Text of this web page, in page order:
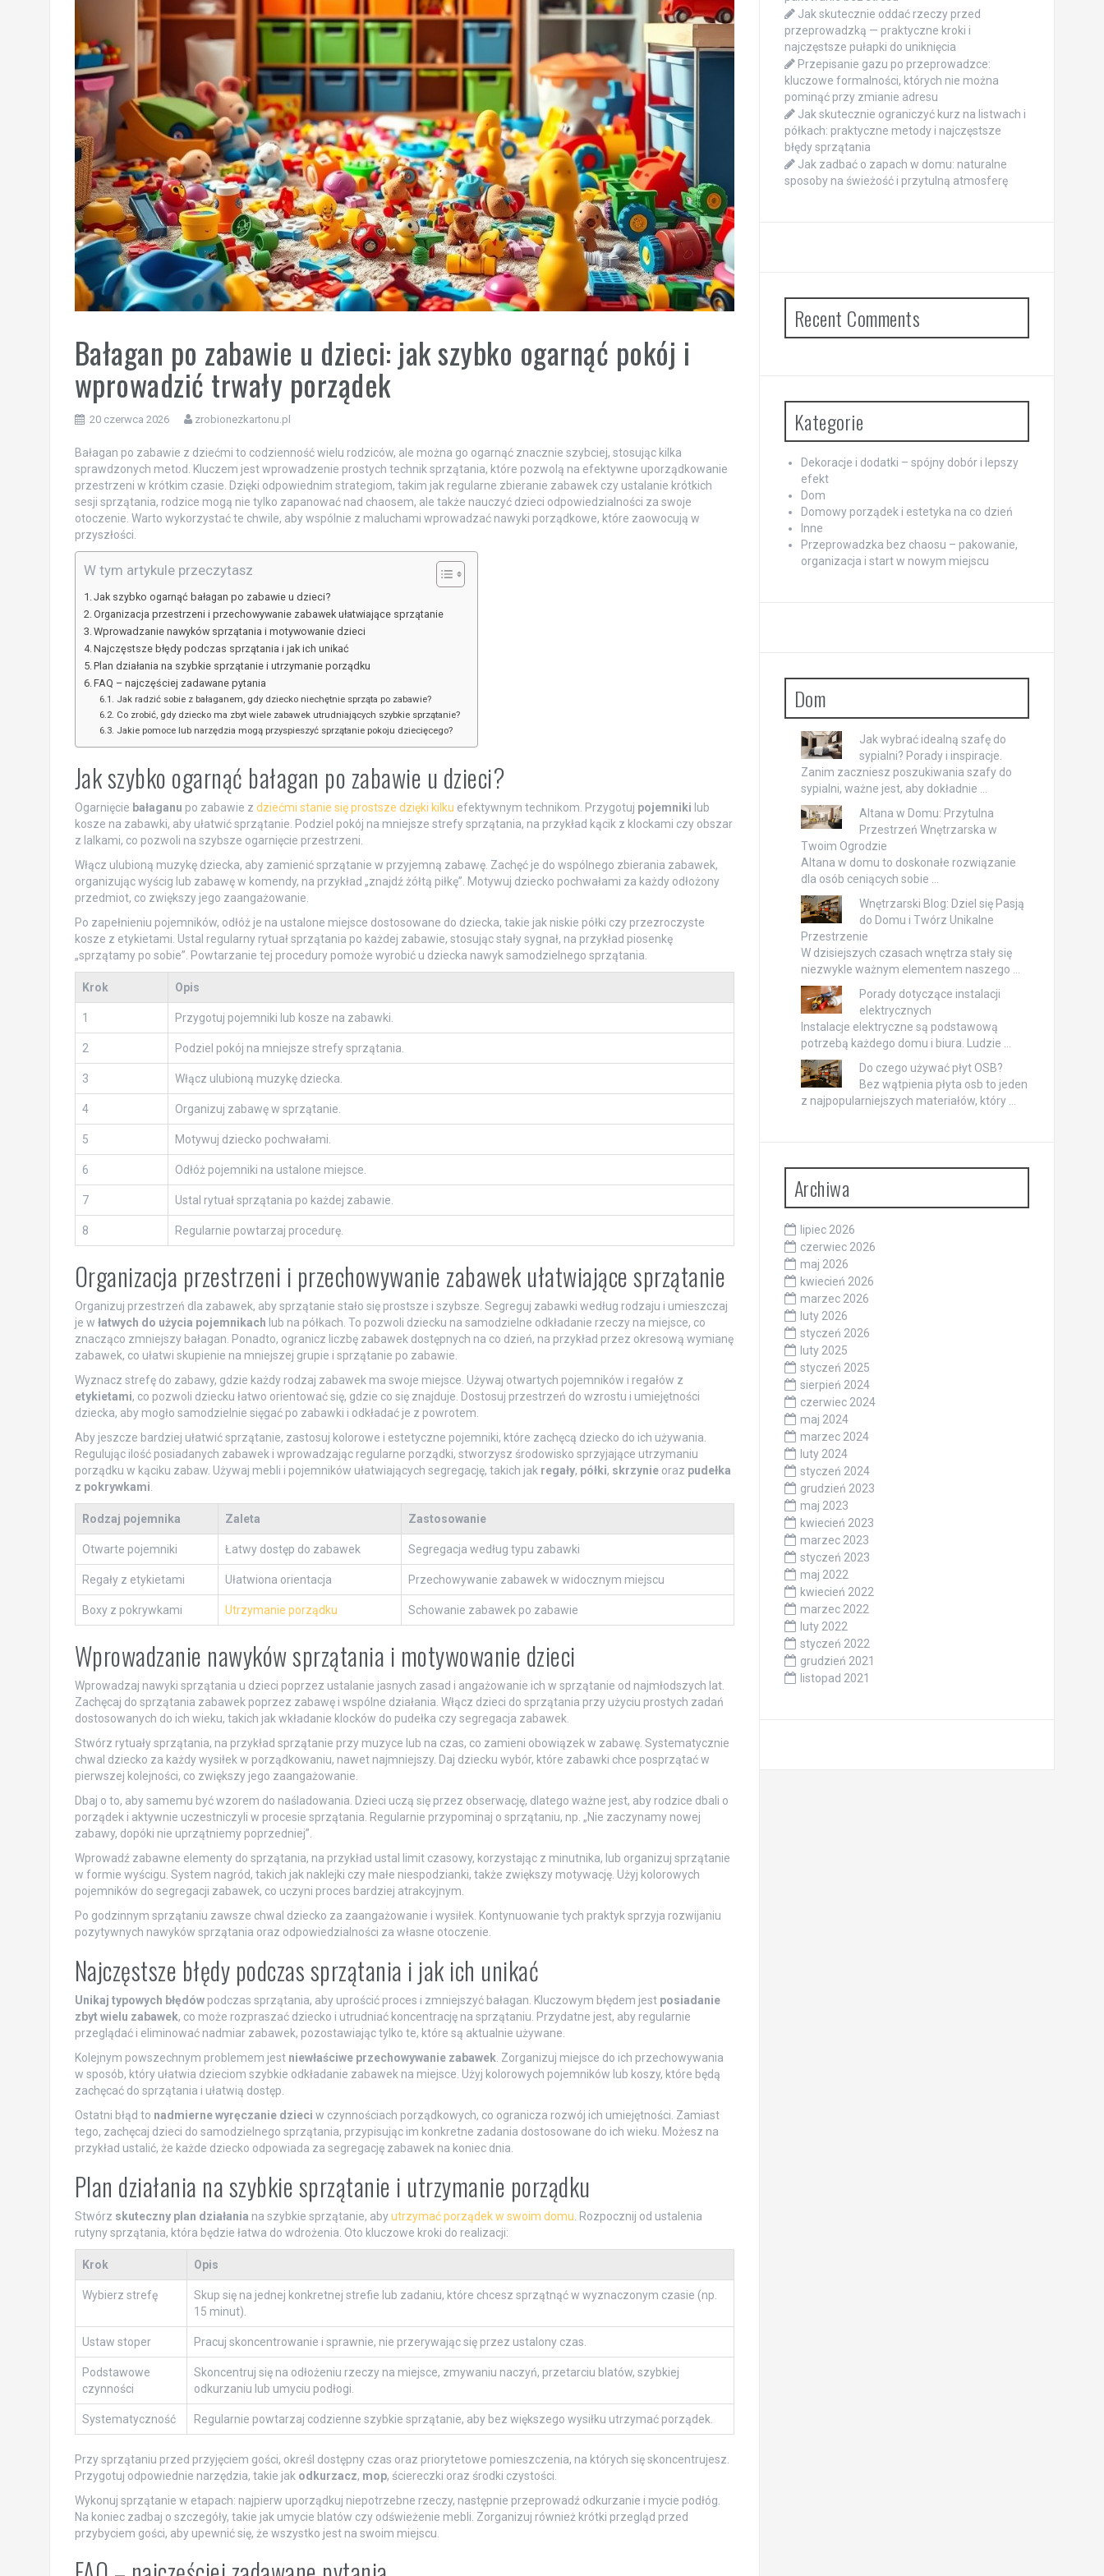
Bałagan po zabawie u dzieci: jak szybko ogarnąć pokój i
wprowadzić trwały porządek
20 czerwca 2026 zrobionezkartonu.pl
Bałagan po zabawie z dziećmi to codzienność wielu rodziców, ale można go ogarnąć znacznie szybciej, stosując kilka
sprawdzonych metod. Kluczem jest wprowadzenie prostych technik sprzątania, które pozwolą na efektywne uporządkowanie
przestrzeni w krótkim czasie. Dzięki odpowiednim strategiom, takim jak regularne zbieranie zabawek czy ustalanie krótkich
sesji sprzątania, rodzice mogą nie tylko zapanować nad chaosem, ale także nauczyć dzieci odpowiedzialności za swoje
otoczenie. Warto wykorzystać te chwile, aby wspólnie z maluchami wprowadzać nawyki porządkowe, które zaowocują w
przyszłości.
W tym artykule przeczytasz
Jak szybko ogarnąć bałagan po zabawie u dzieci?
Organizacja przestrzeni i przechowywanie zabawek ułatwiające sprzątanie
Wprowadzanie nawyków sprzątania i motywowanie dzieci
Najczęstsze błędy podczas sprzątania i jak ich unikać
Plan działania na szybkie sprzątanie i utrzymanie porządku
FAQ – najczęściej zadawane pytania
Jak radzić sobie z bałaganem, gdy dziecko niechętnie sprząta po zabawie?
Co zrobić, gdy dziecko ma zbyt wiele zabawek utrudniających szybkie sprzątanie?
Jakie pomoce lub narzędzia mogą przyspieszyć sprzątanie pokoju dziecięcego?
Jak szybko ogarnąć bałagan po zabawie u dzieci?
Ogarnięcie bałaganu po zabawie z dziećmi stanie się prostsze dzięki kilku efektywnym technikom. Przygotuj pojemniki lub
kosze na zabawki, aby ułatwić sprzątanie. Podziel pokój na mniejsze strefy sprzątania, na przykład kącik z klockami czy obszar
z lalkami, co pozwoli na szybsze ogarnięcie przestrzeni.
Włącz ulubioną muzykę dziecka, aby zamienić sprzątanie w przyjemną zabawę. Zachęć je do wspólnego zbierania zabawek,
organizując wyścig lub zabawę w komendy, na przykład „znajdź żółtą piłkę”. Motywuj dziecko pochwałami za każdy odłożony
przedmiot, co zwiększy jego zaangażowanie.
Po zapełnieniu pojemników, odłóż je na ustalone miejsce dostosowane do dziecka, takie jak niskie półki czy przezroczyste
kosze z etykietami. Ustal regularny rytuał sprzątania po każdej zabawie, stosując stały sygnał, na przykład piosenkę
„sprzątamy po sobie”. Powtarzanie tej procedury pomoże wyrobić u dziecka nawyk samodzielnego sprzątania.
Krok Opis
1 Przygotuj pojemniki lub kosze na zabawki.
2 Podziel pokój na mniejsze strefy sprzątania.
3 Włącz ulubioną muzykę dziecka.
4 Organizuj zabawę w sprzątanie.
5 Motywuj dziecko pochwałami.
6 Odłóż pojemniki na ustalone miejsce.
7 Ustal rytuał sprzątania po każdej zabawie.
8 Regularnie powtarzaj procedurę.
Organizacja przestrzeni i przechowywanie zabawek ułatwiające sprzątanie
Organizuj przestrzeń dla zabawek, aby sprzątanie stało się prostsze i szybsze. Segreguj zabawki według rodzaju i umieszczaj
je w łatwych do użycia pojemnikach lub na półkach. To pozwoli dziecku na samodzielne odkładanie rzeczy na miejsce, co
znacząco zmniejszy bałagan. Ponadto, ogranicz liczbę zabawek dostępnych na co dzień, na przykład przez okresową wymianę
zabawek, co ułatwi skupienie na mniejszej grupie i sprzątanie po zabawie.
Wyznacz strefę do zabawy, gdzie każdy rodzaj zabawek ma swoje miejsce. Używaj otwartych pojemników i regałów z
etykietami, co pozwoli dziecku łatwo orientować się, gdzie co się znajduje. Dostosuj przestrzeń do wzrostu i umiejętności
dziecka, aby mogło samodzielnie sięgać po zabawki i odkładać je z powrotem.
Aby jeszcze bardziej ułatwić sprzątanie, zastosuj kolorowe i estetyczne pojemniki, które zachęcą dziecko do ich używania.
Regulując ilość posiadanych zabawek i wprowadzając regularne porządki, stworzysz środowisko sprzyjające utrzymaniu
porządku w kąciku zabaw. Używaj mebli i pojemników ułatwiających segregację, takich jak regały, półki, skrzynieoraz pudełka
z pokrywkami
Rodzaj pojemnika Zaleta Zastosowanie
Otwarte pojemniki Łatwy dostęp do zabawek Segregacja według typu zabawki
Regały z etykietami Ułatwiona orientacja Przechowywanie zabawek w widocznym miejscu
Boxy z pokrywkami Utrzymanie porządku Schowanie zabawek po zabawie
Wprowadzanie nawyków sprzątania i motywowanie dzieci
Wprowadzaj nawyki sprzątania u dzieci poprzez ustalanie jasnych zasad i angażowanie ich w sprzątanie od najmłodszych lat.
Zachęcaj do sprzątania zabawek poprzez zabawę i wspólne działania. Włącz dzieci do sprzątania przy użyciu prostych zadań
dostosowanych do ich wieku, takich jak wkładanie klocków do pudełka czy segregacja zabawek.
Stwórz rytuały sprzątania, na przykład sprzątanie przy muzyce lub na czas, co zamieni obowiązek w zabawę. Systematycznie
chwal dziecko za każdy wysiłek w porządkowaniu, nawet najmniejszy. Daj dziecku wybór, które zabawki chce posprzątać w
pierwszej kolejności, co zwiększy jego zaangażowanie.
Dbaj o to, aby samemu być wzorem do naśladowania. Dzieci uczą się przez obserwację, dlatego ważne jest, aby rodzice dbali o
porządek i aktywnie uczestniczyli w procesie sprzątania. Regularnie przypominaj o sprzątaniu, np. „Nie zaczynamy nowej
zabawy, dopóki nie uprzątniemy poprzedniej”.
Wprowadź zabawne elementy do sprzątania, na przykład ustal limit czasowy, korzystając z minutnika, lub organizuj sprzątanie
w formie wyścigu. System nagród, takich jak naklejki czy małe niespodzianki, także zwiększy motywację. Użyj kolorowych
pojemników do segregacji zabawek, co uczyni proces bardziej atrakcyjnym.
Po godzinnym sprzątaniu zawsze chwal dziecko za zaangażowanie i wysiłek. Kontynuowanie tych praktyk sprzyja rozwijaniu
pozytywnych nawyków sprzątania oraz odpowiedzialności za własne otoczenie.
Najczęstsze błędy podczas sprzątania i jak ich unikać
Unikaj typowych błędówpodczas sprzątania, aby uprościć proces i zmniejszyć bałagan. Kluczowym błędem jest posiadanie
zbyt wielu zabawek, co może rozpraszać dziecko i utrudniać koncentrację na sprzątaniu. Przydatne jest, aby regularnie
przeglądać i eliminować nadmiar zabawek, pozostawiając tylko te, które są aktualnie używane.
Kolejnym powszechnym problemem jest niewłaściwe przechowywanie zabawek. Zorganizuj miejsce do ich przechowywania
w sposób, który ułatwia dzieciom szybkie odkładanie zabawek na miejsce. Użyj kolorowych pojemników lub koszy, które będą
zachęcać do sprzątania i ułatwią dostęp.
Ostatni błąd to nadmierne wyręczanie dzieci w czynnościach porządkowych, co ogranicza rozwój ich umiejętności. Zamiast
tego, zachęcaj dzieci do samodzielnego sprzątania, przypisując im konkretne zadania dostosowane do ich wieku. Możesz na
przykład ustalić, że każde dziecko odpowiada za segregację zabawek na koniec dnia.
Plan działania na szybkie sprzątanie i utrzymanie porządku
Stwórz skuteczny plan działania na szybkie sprzątanie, abyutrzymać porządek w swoim domu . Rozpocznij od ustalenia
rutyny sprzątania, która będzie łatwa do wdrożenia. Oto kluczowe kroki do realizacji:
Krok Opis
Wybierz strefę
Skup się na jednej konkretnej strefie lub zadaniu, które chcesz sprzątnąć w wyznaczonym czasie (np.
15 minut).
Ustaw stoper Pracuj skoncentrowanie i sprawnie, nie przerywając się przez ustalony czas.
Podstawowe
czynności
Skoncentruj się na odłożeniu rzeczy na miejsce, zmywaniu naczyń, przetarciu blatów, szybkiej
odkurzaniu lub umyciu podłogi.
Systematyczność Regularnie powtarzaj codzienne szybkie sprzątanie, aby bez większego wysiłku utrzymać porządek.
Przy sprzątaniu przed przyjęciem gości, określ dostępny czas oraz priorytetowe pomieszczenia, na których się skoncentrujesz.
Przygotuj odpowiednie narzędzia, takie jak odkurzacz, mop, ściereczki oraz środki czystości.
Wykonuj sprzątanie w etapach: najpierw uporządkuj niepotrzebne rzeczy, następnie przeprowadź odkurzanie i mycie podłóg.
Na koniec zadbaj o szczegóły, takie jak umycie blatów czy odświeżenie mebli. Zorganizuj również krótki przegląd przed
przybyciem gości, aby upewnić się, że wszystko jest na swoim miejscu.
Jak skutecznie oddać rzeczy przed
przeprowadzką — praktyczne kroki i
najczęstsze pułapki do uniknięcia
Przepisanie gazu po przeprowadzce:
kluczowe formalności, których nie można
pominąć przy zmianie adresu
Jak skutecznie ograniczyć kurz na listwach i
półkach: praktyczne metody i najczęstsze
błędy sprzątania
Jak zadbać o zapach w domu: naturalne
sposoby na świeżość i przytulną atmosferę
Recent Comments
Kategorie
Dekoracje i dodatki – spójny dobór i lepszy
efekt
Dom
Domowy porządek i estetyka na co dzień
Inne
Przeprowadzka bez chaosu – pakowanie,
organizacja i start w nowym miejscu
Dom
Jak wybrać idealną szafę do
sypialni? Porady i inspiracje.
Zanim zaczniesz poszukiwania szafy do
sypialni, ważne jest, aby dokładnie …
Altana w Domu: Przytulna
Przestrzeń Wnętrzarska w
Twoim Ogrodzie
Altana w domu to doskonałe rozwiązanie
dla osób ceniących sobie …
Wnętrzarski Blog: Dziel się Pasją
do Domu i Twórz Unikalne
Przestrzenie
W dzisiejszych czasach wnętrza stały się
niezwykle ważnym elementem naszego …
Porady dotyczące instalacji
elektrycznych
Instalacje elektryczne są podstawową
potrzebą każdego domu i biura. Ludzie …
Do czego używać płyt OSB?
Bez wątpienia płyta osb to jeden
z najpopularniejszych materiałów, który …
Archiwa
lipiec 2026
czerwiec 2026
maj 2026
kwiecień 2026
marzec 2026
luty 2026
styczeń 2026
luty 2025
styczeń 2025
sierpień 2024
czerwiec 2024
maj 2024
marzec 2024
luty 2024
styczeń 2024
grudzień 2023
maj 2023
kwiecień 2023
marzec 2023
styczeń 2023
maj 2022
kwiecień 2022
marzec 2022
luty 2022
styczeń 2022
grudzień 2021
listopad 2021